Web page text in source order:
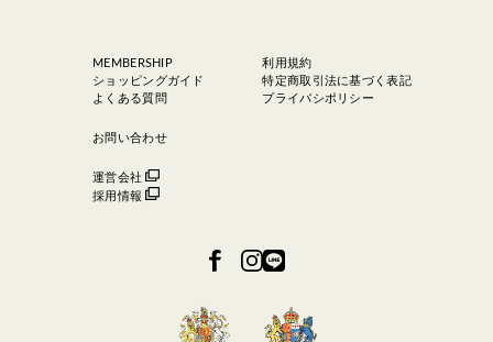
MEMBERSHIP
ショッピングガイド
よくある質問
お問い合わせ
運営会社
採用情報
利用規約
特定商取引法に基づく表記
プライバシポリシー